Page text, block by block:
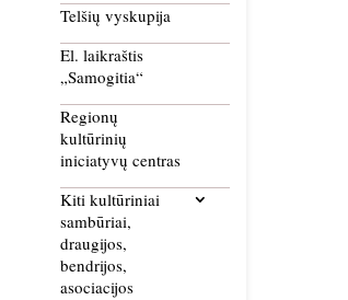
Telšių vyskupija
El. laikraštis
„Samogitia“
Regionų
kultūrinių
iniciatyvų centras
Kiti kultūriniai
sambūriai,
draugijos,
bendrijos,
asociacijos